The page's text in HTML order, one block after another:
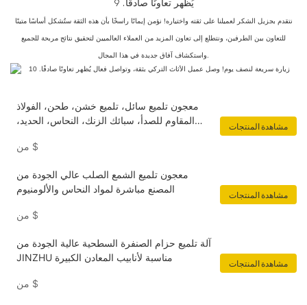
نتقدم بجزيل الشكر لعميلنا على ثقته واختياره! نؤمن إيمانًا راسخًا بأن هذه الثقة ستُشكل أساسًا متينًا
للتعاون بين الطرفين، ونتطلع إلى تعاون المزيد من العملاء العالميين لتحقيق نتائج مربحة للجميع
واستكشاف آفاق جديدة في هذا المجال.
معجون تلميع سائل، تلميع خشن، طحن، الفولاذ
المقاوم للصدأ، سبائك الزنك، النحاس، الحديد،
$
مشاهدة المنتجات
معجون تلميع الشمع الصلب عالي الجودة من
المصنع مباشرة لمواد النحاس والألومنيوم
$
مشاهدة المنتجات
آلة تلميع حزام الصنفرة السطحية عالية الجودة من
JINZHU مناسبة لأنابيب المعادن الكبيرة
$
مشاهدة المنتجات